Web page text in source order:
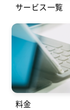
サービス一覧
料金